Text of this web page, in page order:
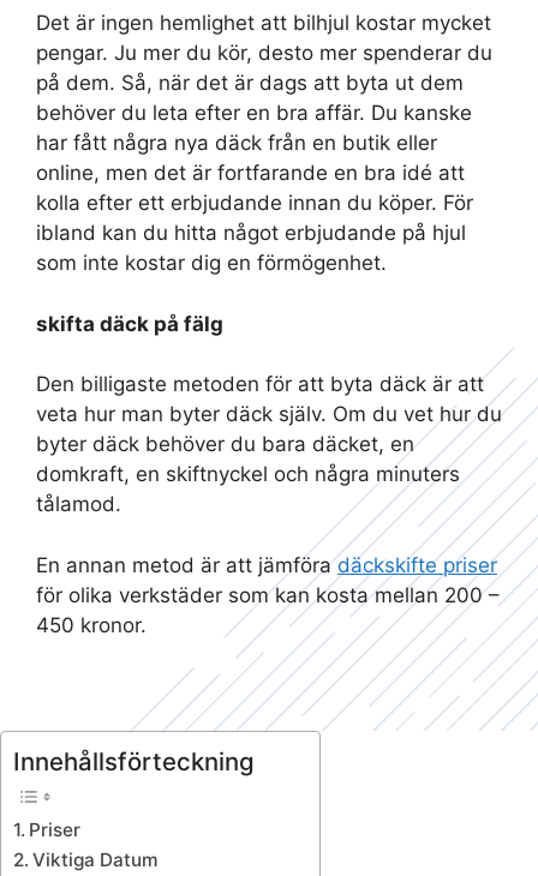
Det är ingen hemlighet att bilhjul kostar mycket
pengar. Ju mer du kör, desto mer spenderar du
på dem. Så, när det är dags att byta ut dem
behöver du leta efter en bra affär. Du kanske
har fått några nya däck från en butik eller
online, men det är fortfarande en bra idé att
kolla efter ett erbjudande innan du köper. För
ibland kan du hitta något erbjudande på hjul
som inte kostar dig en förmögenhet.
skifta däck på fälg
Den billigaste metoden för att byta däck är att
veta hur man byter däck själv. Om du vet hur du
byter däck behöver du bara däcket, en
domkraft, en skiftnyckel och några minuters
tålamod.
En annan metod är att jämföradäckskifte priser
för olika verkstäder som kan kosta mellan 200 –
450 kronor.
Innehållsförteckning
Priser
Viktiga Datum